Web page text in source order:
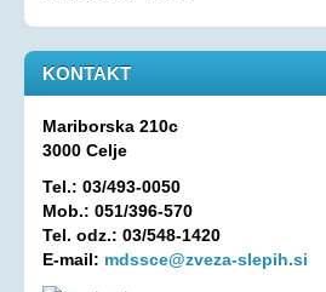
KONTAKT
Mariborska 210c
3000 Celje
Tel.: 03/493-0050
Mob.: 051/396-570
Tel. odz.: 03/548-1420
E-mail: mdssce@zveza-slepih.si